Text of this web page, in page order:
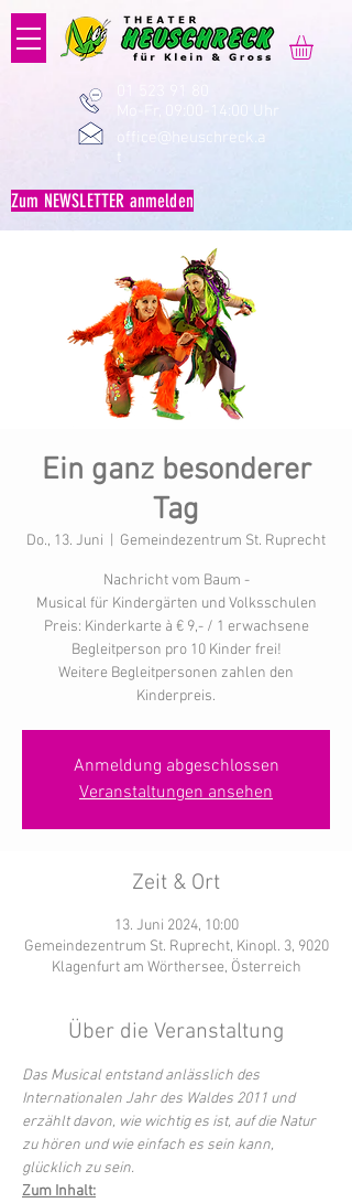
Zum NEWSLETTER anmelden
Mo-Fr, 09:00-14:00 Uhr
office@heuschreck.a
t
Ein ganz besonderer
Tag
Do., 13. Juni Gemeindezentrum St. Ruprecht
Nachricht vom Baum -
Musical für Kindergärten und Volksschulen
Preis: Kinderkarte à € 9,- / 1 erwachsene
Begleitperson pro 10 Kinder frei!
Weitere Begleitpersonen zahlen den
Kinderpreis.
Anmeldung abgeschlossen
Veranstaltungen ansehen
Zeit & Ort
13. Juni 2024, 10:00
Gemeindezentrum St. Ruprecht, Kinopl. 3, 9020
Klagenfurt am Wörthersee, Österreich
Über die Veranstaltung
Das Musical entstand anlässlich des
Internationalen Jahr des Waldes 2011 und
erzählt davon, wie wichtig es ist, auf die Natur
zu hören und wie einfach es sein kann,
glücklich zu sein.
Zum Inhalt: